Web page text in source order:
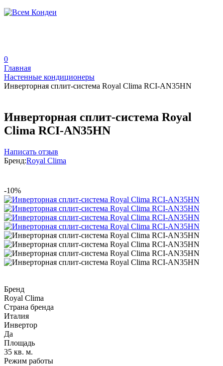
0
Главная
Настенные кондиционеры
Инверторная сплит-система Royal Clima RCI-AN35HN
Инверторная сплит-система Royal
Clima RCI-AN35HN
Написать отзыв
Бренд:Royal Clima
-10%
Бренд
Royal Clima
Страна бренда
Италия
Инвертор
Да
Площадь
35 кв. м.
Режим работы